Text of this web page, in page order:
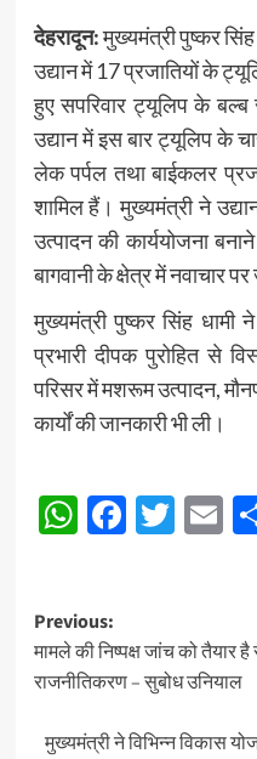
देहरादून:मुख्यमंत्री पुष्कर
उद्यान में 17 प्रजातियों के
हुए सपरिवार ट्यूलिप के
उद्यान में इस बार ट्यूलिप के
लेक पर्पल तथा बाईकलर
शामिल हैं। मुख्यमंत्री ने
उत्पादन की कार्ययोजना
बागवानी के क्षेत्र में नवाचार पर
मुख्यमंत्री पुष्कर सिंह धामी
प्रभारी दीपक पुरोहित से
परिसर में मशरूम उत्पादन,
कार्यों की जानकारी भी ली।
Post
navigation
Post
navigation
Previous:
मामले की निष्पक्ष जांच को तैयार
राजनीतिकरण – सुबोध उनियाल
मुख्यमंत्री ने विभिन्न विकास